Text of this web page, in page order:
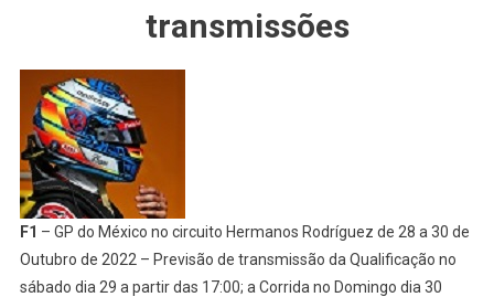
transmissões
F1 – GP do México no circuito Hermanos Rodríguez de 28 a 30 de
Outubro de 2022 – Previsão de transmissão da Qualificação no
sábado dia 29 a partir das 17:00; a Corrida no Domingo dia 30